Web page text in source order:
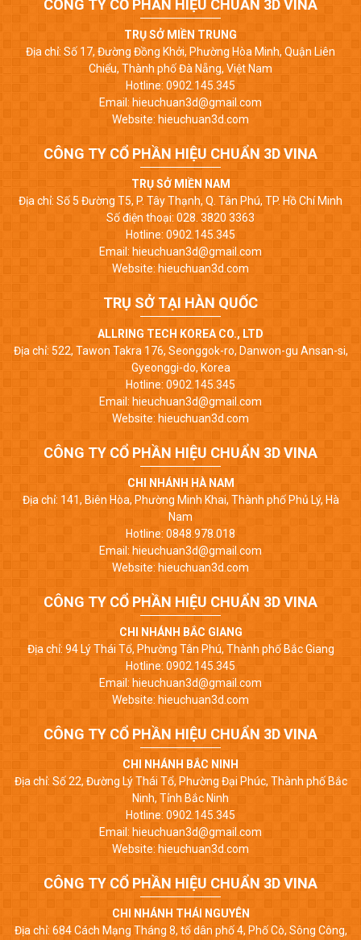
CÔNG TY CỔ PHẦN HIỆU CHUẨN 3D VINA
TRỤ SỞ MIỀN TRUNG
Địa chỉ: Số 17, Đường Đồng Khởi, Phường Hòa Minh, Quận Liên
Chiểu, Thành phố Đà Nẵng, Việt Nam
Hotline: 0902.145.345
Email: hieuchuan3d@gmail.com
Website: hieuchuan3d.com
CÔNG TY CỔ PHẦN HIỆU CHUẨN 3D VINA
TRỤ SỞ MIỀN NAM
Địa chỉ: Số 5 Đường T5, P. Tây Thạnh, Q. Tân Phú, TP. Hồ Chí Minh
Số điện thoại: 028. 3820 3363
Hotline: 0902.145.345
Email: hieuchuan3d@gmail.com
Website: hieuchuan3d.com
TRỤ SỞ TẠI HÀN QUỐC
ALLRING TECH KOREA CO., LTD
Địa chỉ: 522, Tawon Takra 176, Seonggok-ro, Danwon-gu Ansan-si,
Gyeonggi-do, Korea
Hotline: 0902.145.345
Email: hieuchuan3d@gmail.com
Website: hieuchuan3d.com
CÔNG TY CỔ PHẦN HIỆU CHUẨN 3D VINA
CHI NHÁNH HÀ NAM
Địa chỉ: 141, Biên Hòa, Phường Minh Khai, Thành phố Phủ Lý, Hà
Nam
Hotline: 0848.978.018
Email: hieuchuan3d@gmail.com
Website: hieuchuan3d.com
CÔNG TY CỔ PHẦN HIỆU CHUẨN 3D VINA
CHI NHÁNH BẮC GIANG
Địa chỉ: 94 Lý Thái Tổ, Phường Tân Phú, Thành phố Bắc Giang
Hotline: 0902.145.345
Email: hieuchuan3d@gmail.com
Website: hieuchuan3d.com
CÔNG TY CỔ PHẦN HIỆU CHUẨN 3D VINA
CHI NHÁNH BẮC NINH
Địa chỉ: Số 22, Đường Lý Thái Tổ, Phường Đại Phúc, Thành phố Bắc
Ninh, Tỉnh Bắc Ninh
Hotline: 0902.145.345
Email: hieuchuan3d@gmail.com
Website: hieuchuan3d.com
CÔNG TY CỔ PHẦN HIỆU CHUẨN 3D VINA
CHI NHÁNH THÁI NGUYÊN
Địa chỉ: 684 Cách Mạng Tháng 8, tổ dân phố 4, Phố Cò, Sông Công,